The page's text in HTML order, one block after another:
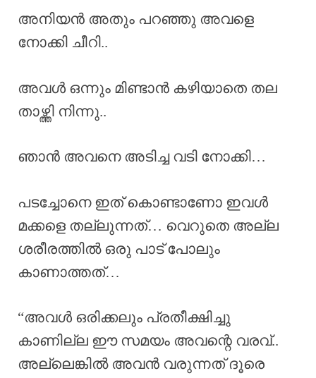
അനിയൻ അതും പറഞ്ഞു അവളെ
നോക്കി ചീറി..
അവൾ ഒന്നും മിണ്ടാൻ കഴിയാതെ തല
താഴ്ത്തി നിന്നു..
ഞാൻ അവനെ അടിച്ച വടി നോക്കി…
പടച്ചോനെ ഇത് കൊണ്ടാണോ ഇവൾ
മക്കളെ തല്ലുന്നത്… വെറുതെ അല്ല
ശരീരത്തിൽ ഒരു പാട് പോലും
കാണാത്തത്…
“അവൾ ഒരിക്കലും പ്രതീക്ഷിച്ചു
കാണില്ല ഈ സമയം അവന്റെ വരവ്..
അല്ലെങ്കിൽ അവൻ വരുന്നത് ദൂരെ